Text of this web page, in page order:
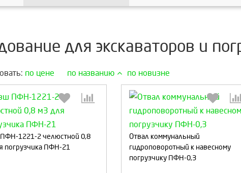
для экскаваторов и
по цене по названию по новизне
1221-2 челюстной 0,8
погрузчика ПФН-21
количество:
Отвал коммунальный
гидроповоротный к навесному
погрузчику ПФН-0,3
Выберите количество: